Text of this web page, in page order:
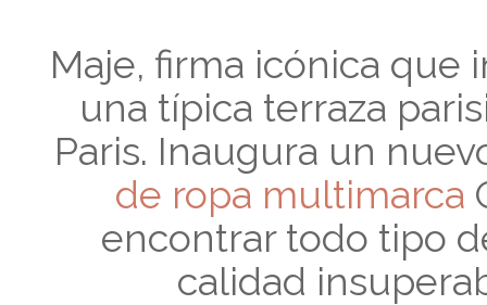
Maje, firma icónica que
una típica terraza
Paris. Inaugura un
de ropa multimarca
encontrar todo tipo
calidad